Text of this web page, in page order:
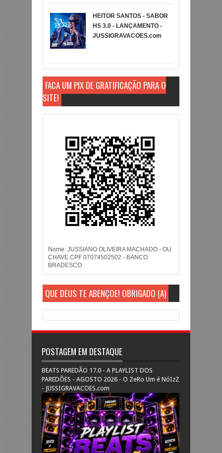
HEITOR SANTOS - SABOR
HS 3.0 - LANÇAMENTO -
JUSSIGRAVACOES.com
FAÇA UM PIX DE GRATIFICAÇÃO PARA O
SITE!
Nome: JUSSIANO OLIVEIRA MACHADO - OU
CHAVE CPF 07074502502 - BANCO
BRADESCO
QUE DEUS TE ABENÇOE! OBRIGADO (A)
POSTAGEM EM DESTAQUE
BEATS PAREDÃO 17.0 - A PLAYLIST DOS
PAREDÕES - AGOSTO 2026 - O ZeRo Um é NóIzZ
- JUSSIGRAVACOES.com